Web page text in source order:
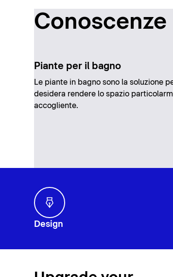
Conoscenze
Piante per il bagno
Le piante in bagno sono la soluzione
desidera rendere lo spazio
accogliente.
Design